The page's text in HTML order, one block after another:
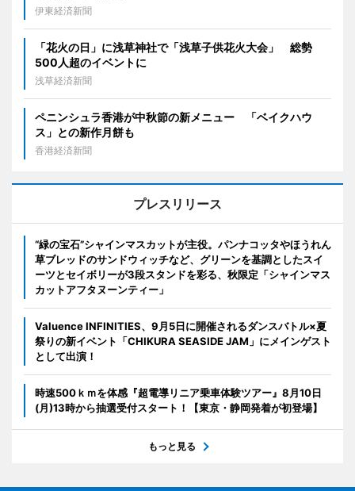
伊東経済新聞
「花火の日」に浅草神社で「浅草子供花火大会」 総勢
500人超のイベントに
浅草経済新聞
ペニンシュラ香港が中秋節の新メニュー 「ベイクハウ
ス」との新作月餅も
香港経済新聞
プレスリリース
“緑の宝石”シャインマスカットが主役。パンナコッタやほうれん
草ブレッドのサンドウィッチなど、グリーンを基調としたスイ
ーツとセイボリーが3段スタンドを彩る、秋限定「シャインマス
カットアフタヌーンティー」
Valuence INFINITIES、9月5日に開催されるダンスバトル×夏
祭りの新イベント「CHIKURA SEASIDE JAM」にメインゲスト
として出演！
時速500ｋｍを体感『超電導リニア乗車体験ツアー』8月10日
(月)13時から抽選受付スタート！【東京・静岡発着が初登場】
もっと見る